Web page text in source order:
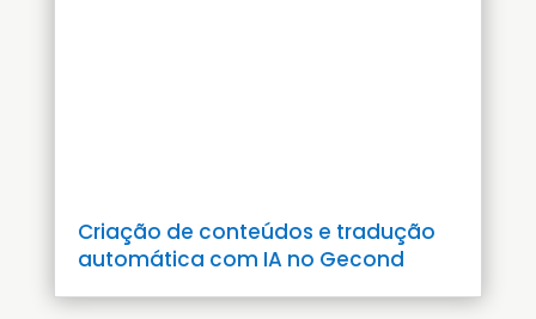
Criação de conteúdos e tradução
automática com IA no Gecond